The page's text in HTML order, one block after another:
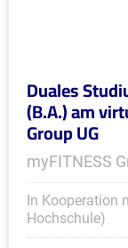
Duales
(B.A.) am
Group UG
myFITNESS
In Kooperation
Hochschule)